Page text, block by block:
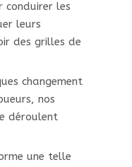
conduirer les
leurs
des grilles de
changement
nos
déroulent
une telle